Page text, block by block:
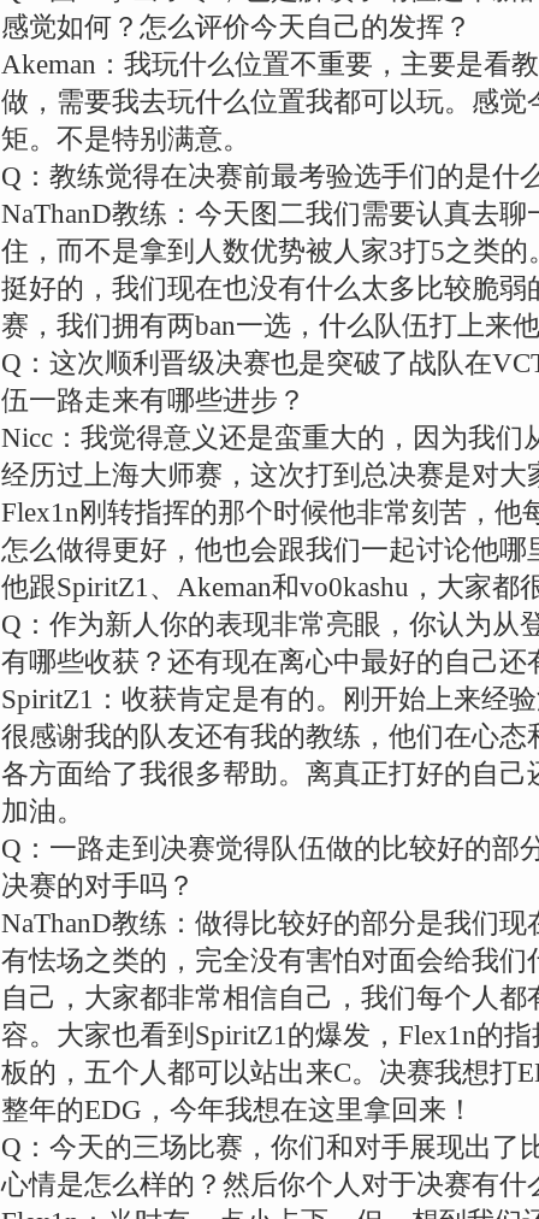
感觉如何？怎么评价今天自己的发挥？
Akeman：我玩什么位置不重要，主要是看
做，需要我去玩什么位置我都可以玩。感觉
矩。不是特别满意。
Q：教练觉得在决赛前最考验选手们的是什
NaThanD教练：今天图二我们需要认真去
住，而不是拿到人数优势被人家3打5之类
挺好的，我们现在也没有什么太多比较脆弱
赛，我们拥有两ban一选，什么队伍打上来
Q：这次顺利晋级决赛也是突破了战队在
伍一路走来有哪些进步？
Nicc：我觉得意义还是蛮重大的，因为我们
经历过上海大师赛，这次打到总决赛是对大
Flex1n刚转指挥的那个时候他非常刻苦，他
怎么做得更好，他也会跟我们一起讨论他
他跟SpiritZ1、Akeman和vo0kashu，大家都
Q：作为新人你的表现非常亮眼，你认为从
有哪些收获？还有现在离心中最好的自己还
SpiritZ1：收获肯定是有的。刚开始上来经
很感谢我的队友还有我的教练，他们在心
各方面给了我很多帮助。离真正打好的自
加油。
Q：一路走到决赛觉得队伍做的比较好的部
决赛的对手吗？
NaThanD教练：做得比较好的部分是我们
有怯场之类的，完全没有害怕对面会给我
自己，大家都非常相信自己，我们每个人
容。大家也看到SpiritZ1的爆发，Flex1n的
板的，五个人都可以站出来C。决赛我想打
整年的EDG，今年我想在这里拿回来！
Q：今天的三场比赛，你们和对手展现出了
心情是怎么样的？然后你个人对于决赛有什